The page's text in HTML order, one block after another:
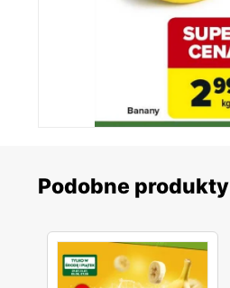
Podobne produkty